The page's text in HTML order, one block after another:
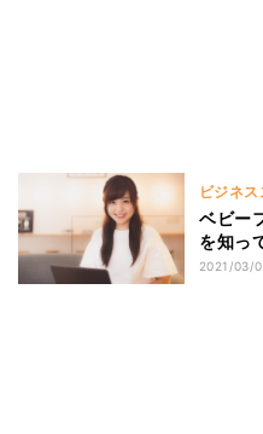
ビジネ
ベビー
を知っ
2021/03/